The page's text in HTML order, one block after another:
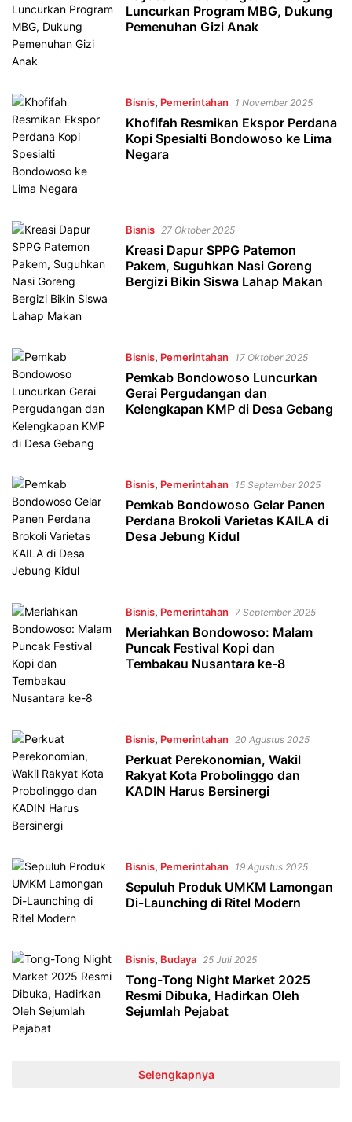
Luncurkan Program MBG, Dukung
Pemenuhan Gizi Anak
Bisnis, Pemerintahan 1 November 2025
Khofifah Resmikan Ekspor Perdana
Kopi Spesialti Bondowoso ke Lima
Negara
Bisnis 27 Oktober 2025
Kreasi Dapur SPPG Patemon
Pakem, Suguhkan Nasi Goreng
Bergizi Bikin Siswa Lahap Makan
Bisnis, Pemerintahan 17 Oktober 2025
Pemkab Bondowoso Luncurkan
Gerai Pergudangan dan
Kelengkapan KMP di Desa Gebang
Bisnis, Pemerintahan 15 September 2025
Pemkab Bondowoso Gelar Panen
Perdana Brokoli Varietas KAILA di
Desa Jebung Kidul
Bisnis, Pemerintahan 7 September 2025
Meriahkan Bondowoso: Malam
Puncak Festival Kopi dan
Tembakau Nusantara ke-8
Bisnis, Pemerintahan 20 Agustus 2025
Perkuat Perekonomian, Wakil
Rakyat Kota Probolinggo dan
KADIN Harus Bersinergi
Bisnis, Pemerintahan 19 Agustus 2025
Sepuluh Produk UMKM Lamongan
Di-Launching di Ritel Modern
Bisnis, Budaya 25 Juli 2025
Tong-Tong Night Market 2025
Resmi Dibuka, Hadirkan Oleh
Sejumlah Pejabat
Selengkapnya